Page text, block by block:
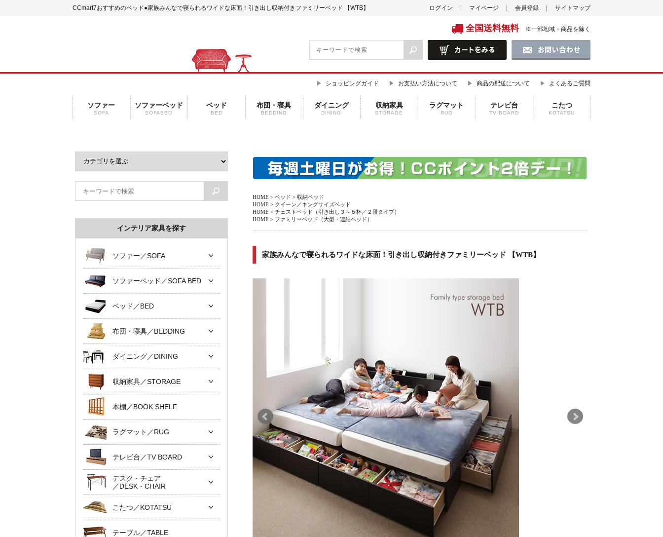
CCmart7おすすめのベッド●家族みんなで寝られるワイドな床面！引き出し収納付きファミリーベッド 【WTB】 ログイン マイページ 会員登録 サイトマップ
全国送料無料 ※一部地域・商品を除く
ショッピングガイド お支払い方法について 商品の配送について よくあるご質問
ソファー
SOFA
ソファーベッド
SOFABED
ベッド
BED
布団・寝具
BEDDING
ダイニング
DINING
収納家具
STORAGE
ラグマット
RUG
テレビ台
TV BOARD
こたつ
KOTATSU
HOME > ベッド > 収納ベッド
HOME > クイーン／キングサイズベッド
HOME > チェストベッド（引き出し３～５杯／２段タイプ）
HOME > ファミリーベッド（大型・連結ベッド）
家族みんなで寝られるワイドな床面！引き出し収納付きファミリーベッド 【WTB】
インテリア家具を探す
ソファー／SOFA
ソファーベッド／SOFA BED
ベッド／BED
布団・寝具／BEDDING
ダイニング／DINING
収納家具／STORAGE
本棚／BOOK SHELF
ラグマット／RUG
テレビ台／TV BOARD
デスク・チェア
／DESK・CHAIR
こたつ／KOTATSU
テーブル／TABLE